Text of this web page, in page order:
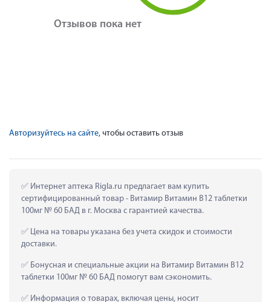
Отзывов пока нет
Авторизуйтесь на сайте, чтобы оставить отзыв
Интернет аптека Rigla.ru предлагает вам купить
сертифицированный товар - Витамир Витамин В12 таблетки
100мг № 60 БАД в г. Москва с гарантией качества.
Цена на товары указана без учета скидок и стоимости
доставки.
Бонусная и специальные акции на Витамир Витамин В12
таблетки 100мг № 60 БАД помогут вам сэкономить.
Информация о товарах, включая цены, носит